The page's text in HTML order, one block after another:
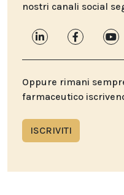
nostri canali social
Oppure rimani
farmaceutico
ISCRIVITI